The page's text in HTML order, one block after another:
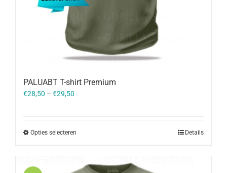
PALUABT T-shirt Premium
€28,50 – €29,50
Opties selecteren Details